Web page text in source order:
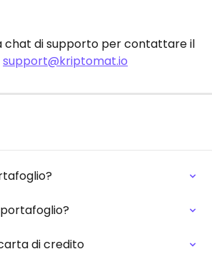
chat di supporto per contattare il
support@kriptomat.io
di credito